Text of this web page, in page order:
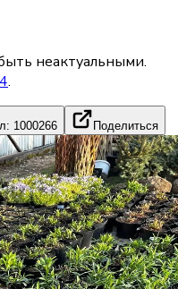
неактуальными.
.
1000266 Поделиться